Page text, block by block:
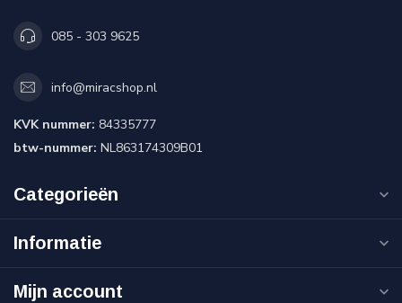
085 - 303 9625
info@miracshop.nl
KVK nummer: 84335777
btw-nummer: NL863174309B01
Categorieën
Informatie
Mijn account